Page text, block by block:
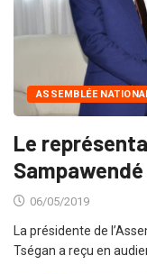
ASSEMBLÉE
Le
06/05/2019
La présidente de
Tségan a reçu en